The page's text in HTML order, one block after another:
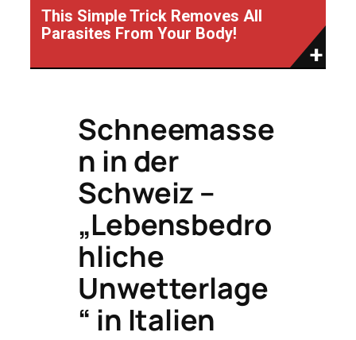
This Simple Trick Removes All
Parasites From Your Body!
Schneemasse
n in der
Schweiz –
„Lebensbedro
hliche
Unwetterlage
“ in Italien